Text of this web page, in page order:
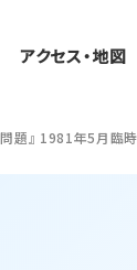
アクセス・地図
題』 1981年5月臨